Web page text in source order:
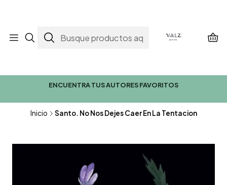
ENCUENTRA TUS AUTORES FAVORITOS
Inicio Santo. No Nos Dejes Caer En La Tentacion